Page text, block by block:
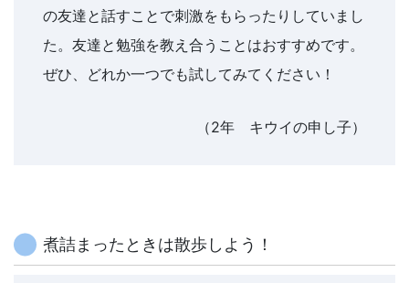
の友達と話すことで刺激をもらったりしていまし
た。友達と勉強を教え合うことはおすすめです。
ぜひ、どれか一つでも試してみてください！
（2年 キウイの申し子）
煮詰まったときは散歩しよう！